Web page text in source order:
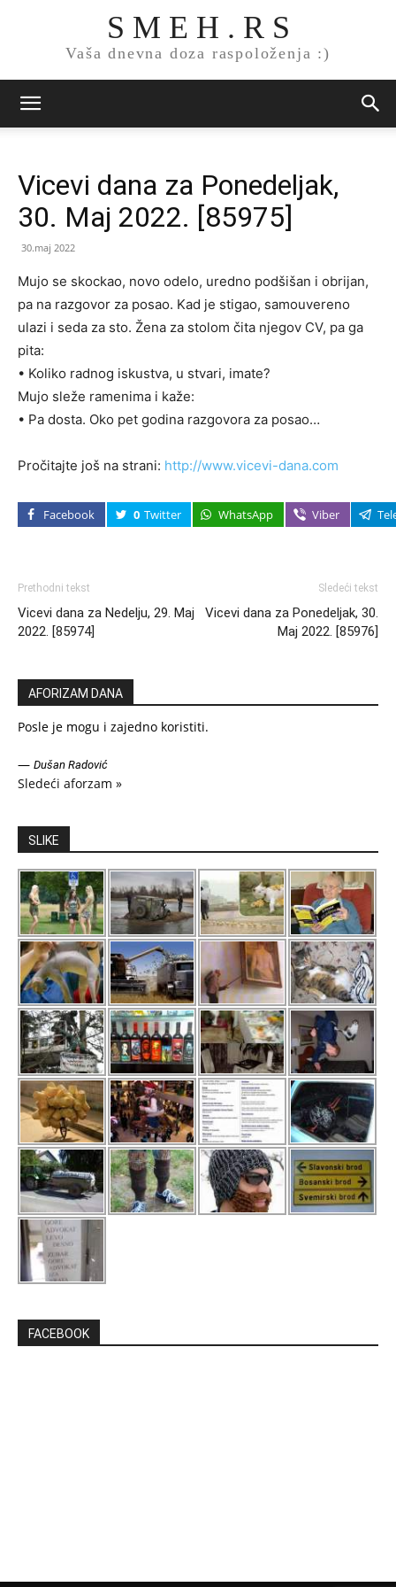
S M E H . R S
Vaša dnevna doza raspoloženja :)
Vicevi dana za Ponedeljak,
30. Maj 2022. [85975]
30.maj 2022
Mujo se skockao, novo odelo, uredno podšišan i obrijan,
pa na razgovor za posao. Kad je stigao, samouvereno
ulazi i seda za sto. Žena za stolom čita njegov CV, pa ga
pita:
• Koliko radnog iskustva, u stvari, imate?
Mujo sleže ramenima i kaže:
• Pa dosta. Oko pet godina razgovora za posao…
Pročitajte još na strani: http://www.vicevi-dana.com
Facebook 0 Twitter WhatsApp Viber
Prethodni tekst
Vicevi dana za Nedelju, 29. Maj
2022. [85974]
Sledeći tekst
Vicevi dana za Ponedeljak, 30.
Maj 2022. [85976]
AFORIZAM DANA
Posle je mogu i zajedno koristiti.
— Dušan Radović
Sledeći aforzam »
SLIKE
FACEBOOK